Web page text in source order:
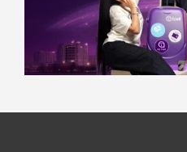
записям